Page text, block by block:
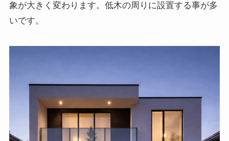
象が大きく変わります。低木の周りに設置する事が多
いです。